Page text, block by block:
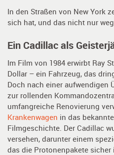
In den Straßen von New York
sich hat, und das nicht nur
Ein Cadillac als
Im Film von 1984 erwirbt Ray
Dollar – ein Fahrzeug, das
Doch nach einer aufwendigen
zur rollenden
umfangreiche Renovierung
Krankenwagen in das
Filmgeschichte. Der Cadillac
versehen, darunter einem
das die Protonenpakete sicher